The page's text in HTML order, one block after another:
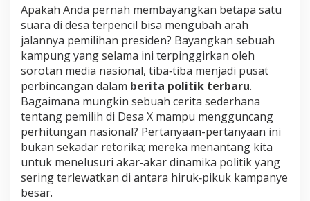
e
a
X
y
a
n
M
e
n
g
u
n
Apakah Anda pernah membayangkan betapa satu
suara di desa terpencil bisa mengubah arah
jalannya pemilihan presiden? Bayangkan sebuah
kampung yang selama ini terpinggirkan oleh
sorotan media nasional, tiba‑tiba menjadi pusat
perbincangan dalam berita politik terbaru.
Bagaimana mungkin sebuah cerita sederhana
tentang pemilih di Desa X mampu mengguncang
perhitungan nasional? Pertanyaan-pertanyaan ini
bukan sekadar retorika; mereka menantang kita
untuk menelusuri akar‑akar dinamika politik yang
sering terlewatkan di antara hiruk‑pikuk kampanye
besar.